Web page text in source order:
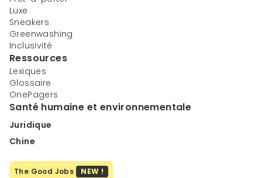
Luxe
Sneakers
Greenwashing
Inclusivité
Ressources
Lexiques
Glossaire
OnePagers
Santé humaine et environnementale
Juridique
Chine
The Good Jobs NEW !